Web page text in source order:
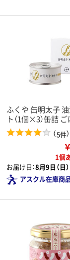
ふくや 缶明太子
ト（1個×3）缶詰
（5件）
1個
お届け日：8月9日（日）
アスクル在庫商